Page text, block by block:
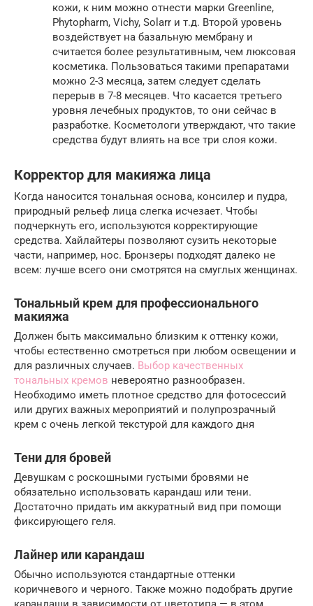
кожи, к ним можно отнести марки Greenline,
Phytopharm, Vichy, Solarr и т.д. Второй уровень
воздействует на базальную мембрану и
считается более результативным, чем люксовая
косметика. Пользоваться такими препаратами
можно 2-3 месяца, затем следует сделать
перерыв в 7-8 месяцев. Что касается третьего
уровня лечебных продуктов, то они сейчас в
разработке. Косметологи утверждают, что такие
средства будут влиять на все три слоя кожи.
Корректор для макияжа лица
Когда наносится тональная основа, консилер и пудра,
природный рельеф лица слегка исчезает. Чтобы
подчеркнуть его, используются корректирующие
средства. Хайлайтеры позволяют сузить некоторые
части, например, нос. Бронзеры подходят далеко не
всем: лучше всего они смотрятся на смуглых женщинах.
Тональный крем для профессионального
макияжа
Должен быть максимально близким к оттенку кожи,
чтобы естественно смотреться при любом освещении и
для различных случаев. Выбор качественных
тональных кремов невероятно разнообразен.
Необходимо иметь плотное средство для фотосессий
или других важных мероприятий и полупрозрачный
крем с очень легкой текстурой для каждого дня
Тени для бровей
Девушкам с роскошными густыми бровями не
обязательно использовать карандаш или тени.
Достаточно придать им аккуратный вид при помощи
фиксирующего геля.
Лайнер или карандаш
Обычно используются стандартные оттенки
коричневого и черного. Также можно подобрать другие